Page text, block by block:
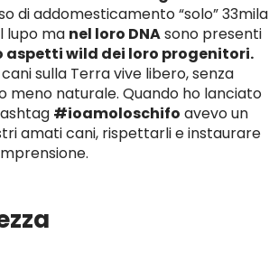
di addomesticamento “solo” 33mila
lupo ma nel loro DNAsono presenti
aspetti wild dei loro progenitori.
sulla Terra vive libero, senza
naturale. Quando ho lanciato
#ioamoloschifo avevo un
amati cani, rispettarli e instaurare